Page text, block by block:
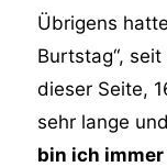
Übrigens
Burtstag“,
dieser Seite,
sehr lange
bin ich